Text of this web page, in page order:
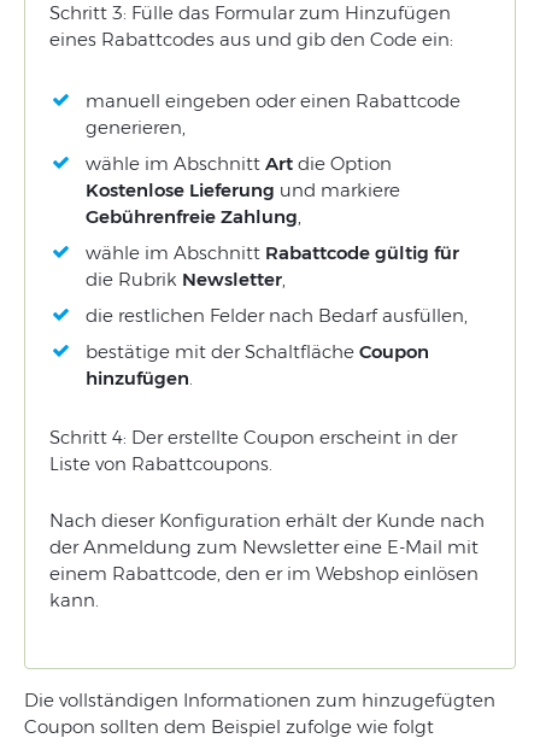
Schritt 3: Fülle das Formular zum Hinzufügen
eines Rabattcodes aus und gib den Code ein:
manuell eingeben oder einen Rabattcode
generieren,
wähle im Abschnitt Art die Option
Kostenlose Lieferung und markiere
Gebührenfreie Zahlung,
wähle im Abschnitt Rabattcode gültig für
die Rubrik Newsletter,
die restlichen Felder nach Bedarf ausfüllen,
bestätige mit der Schaltfläche Coupon
hinzufügen.
Schritt 4: Der erstellte Coupon erscheint in der
Liste von Rabattcoupons.
Nach dieser Konfiguration erhält der Kunde nach
der Anmeldung zum Newsletter eine E-Mail mit
einem Rabattcode, den er im Webshop einlösen
kann.
Die vollständigen Informationen zum hinzugefügten
Coupon sollten dem Beispiel zufolge wie folgt